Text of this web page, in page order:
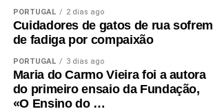
PORTUGAL 2 dias ago
Cuidadores de gatos de rua sofrem
de fadiga por compaixão
PORTUGAL 3 dias ago
Maria do Carmo Vieira foi a autora
do primeiro ensaio da Fundação,
«O Ensino do …